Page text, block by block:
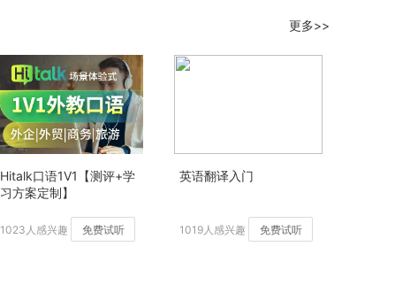
更多>>
Hitalk口语1V1【测评+学
习方案定制】
1023人感兴趣 免费试听
英语翻译入门
1019人感兴趣 免费试听